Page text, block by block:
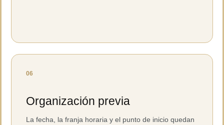
06
Organización previa
La fecha, la franja horaria y el punto de inicio quedan